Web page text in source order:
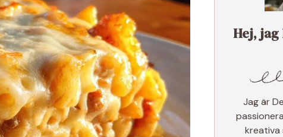
Hej, jag
Jag är
kreativa